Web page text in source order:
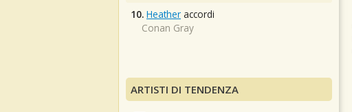
10. Heather accordi
Conan Gray
ARTISTI DI TENDENZA